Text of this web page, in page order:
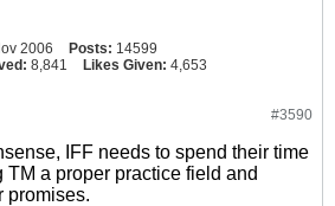
2006 Posts: 14599
8,841 Likes Given: 4,653
#3590
IFF needs to spend their time
a proper practice field and
promises.